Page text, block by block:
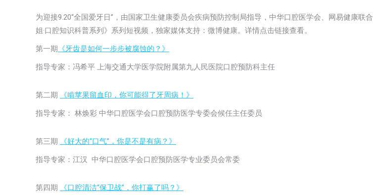
为迎接9.20“全国爱牙日”，由国家卫生健康委员会疾病预防控制局指导，中华口腔医学会、网易健康联
姐·口腔知识科普系列》系列短视频，独家媒体支持：微博健康。详情点击链接查看。
第一期 《牙齿是如何一步步被腐蚀的？》
指导专家：冯希平 上海交通大学医学院附属第九人民医院口腔预防科主任
第二期 《啃苹果留血印，你可能得了牙周病！》
指导专家： 林焕彩 中华口腔医学会口腔预防医学专委会候任主任委员
第三期 《好大的“口气”，你是不是有病？》
指导专家：江汉 中华口腔医学会口腔预防医学专业委员会常委
第四期 《口腔清洁“保卫战”，你打赢了吗？》